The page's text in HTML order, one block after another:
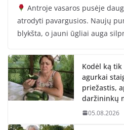
Antroje vasaros pusėje
atrodyti pavargusios. Naujų
blykšta, o jauni ūgliai auga
Kodėl ką
agurkai
priežastis,
daržininkų
05.08.2026